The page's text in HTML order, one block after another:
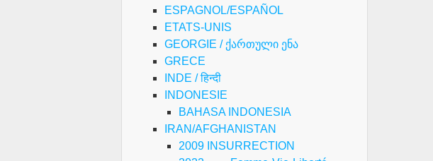
ESPAGNOL/ESPAÑOL
ETATS-UNIS
GEORGIE / ქართული ენა
GRECE
INDE / हिन्दी
INDONESIE
BAHASA INDONESIA
IRAN/AFGHANISTAN
2009 INSURRECTION